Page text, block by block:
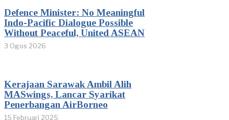
Defence Minister: No Meaningful
Indo-Pacific Dialogue Possible
Without Peaceful, United ASEAN
3 Ogos 2026
Kerajaan Sarawak Ambil Alih
MASwings, Lancar Syarikat
Penerbangan AirBorneo
15 Februari 2025